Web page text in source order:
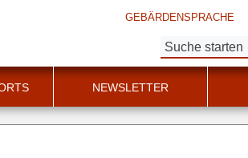
GEBÄRDENSPRACHE
Suche:
NEWSLETTER